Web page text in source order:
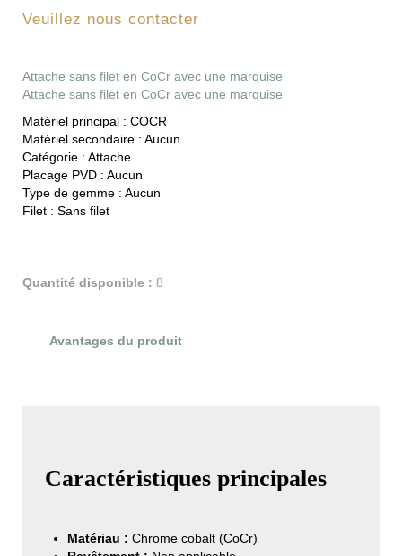
Veuillez nous contacter
Attache sans filet en CoCr avec une marquise
Attache sans filet en CoCr avec une marquise
Matériel principal : COCR
Matériel secondaire : Aucun
Catégorie : Attache
Placage PVD : Aucun
Type de gemme : Aucun
Filet : Sans filet
Quantité disponible : 8
Avantages du produit
Caractéristiques principales
Matériau : Chrome cobalt (CoCr)